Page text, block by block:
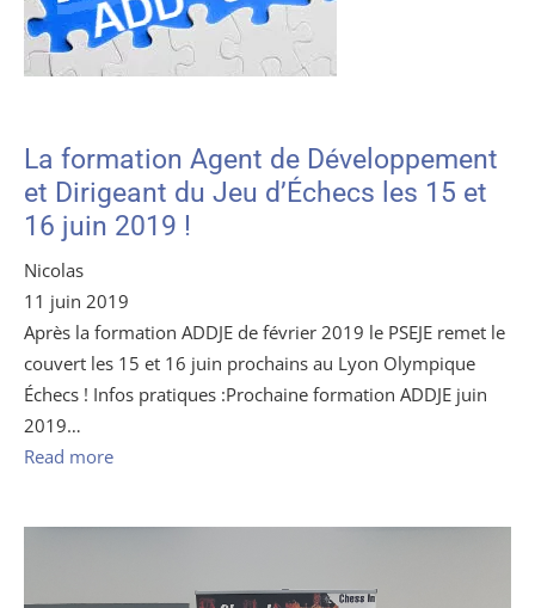
La formation Agent de Développement
et Dirigeant du Jeu d’Échecs les 15 et
16 juin 2019 !
Nicolas
11 juin 2019
Après la formation ADDJE de février 2019 le PSEJE remet le
couvert les 15 et 16 juin prochains au Lyon Olympique
Échecs ! Infos pratiques :Prochaine formation ADDJE juin
2019…
Read more